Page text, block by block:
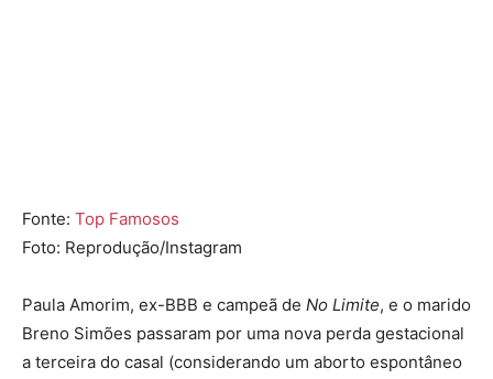
Fonte: Top Famosos
Foto: Reprodução/Instagram
Paula Amorim, ex-BBB e campeã de No Limite, e o marido
Breno Simões passaram por uma nova perda gestacional
a terceira do casal (considerando um aborto espontâneo